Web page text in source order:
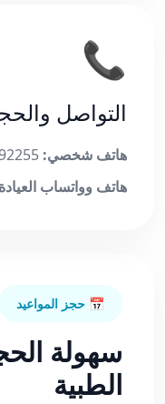
📞
التواصل
هاتف شخصي:
هاتف وواتساب
📅 حجز المواعيد
سهولة
الطبية